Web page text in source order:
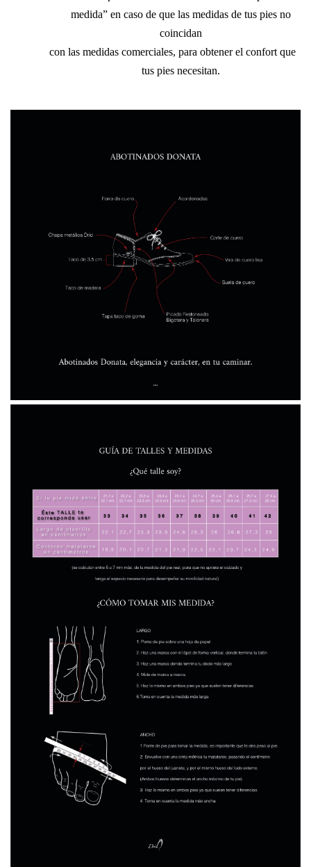
medida” en caso de que las medidas de tus pies no
coincidan
con las medidas comerciales, para obtener el confort que
tus pies necesitan.